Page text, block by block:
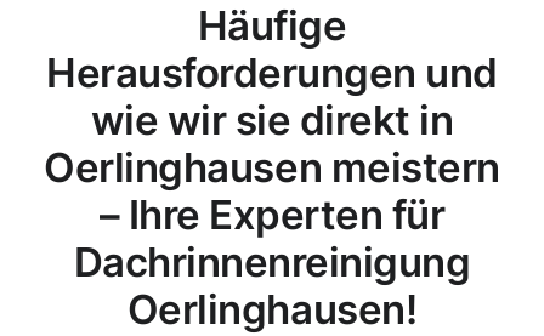
Häufige
Herausforderungen und
wie wir sie direkt in
Oerlinghausen meistern
– Ihre Experten für
Dachrinnenreinigung
Oerlinghausen!